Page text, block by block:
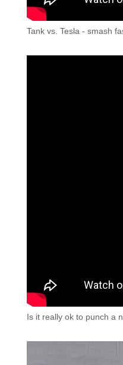
Tank vs. Tesla - smash
Is it really ok to punch a